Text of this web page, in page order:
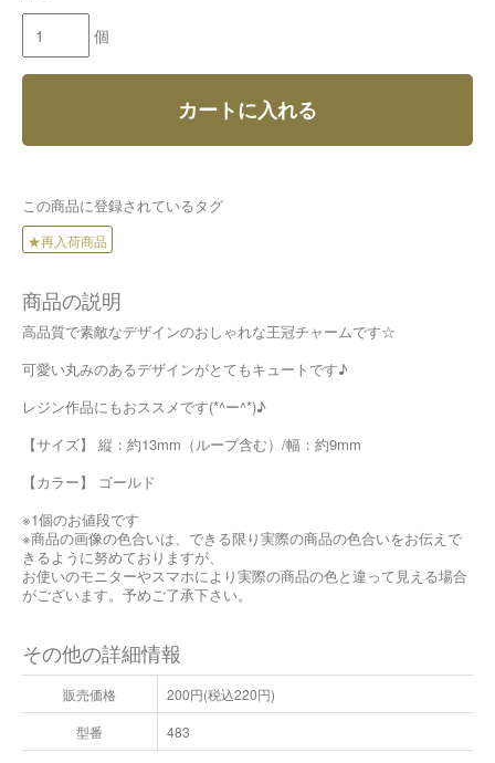
個
カートに入れる
この商品に登録されているタグ
★再入荷商品
商品の説明
高品質で素敵なデザインのおしゃれな王冠チャームです☆
可愛い丸みのあるデザインがとてもキュートです♪
レジン作品にもおススメです(*^ー^*)♪
【サイズ】 縦：約13mm（ループ含む）/幅：約9mm
【カラー】 ゴールド
※1個のお値段です
※商品の画像の色合いは、できる限り実際の商品の色合いをお伝えで
きるように努めておりますが、
お使いのモニターやスマホにより実際の商品の色と違って見える場合
がございます。予めご了承下さい。
その他の詳細情報
販売価格
200円(税込220円)
型番
483